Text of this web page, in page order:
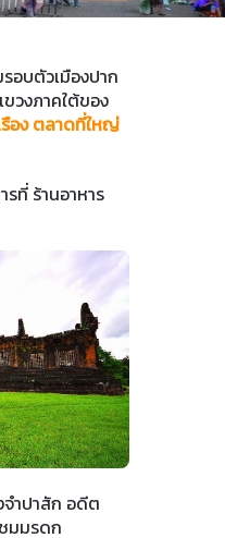
อบตัวเมืองปาก
วงภาคใต้ของ
อง ตลาดที่ใหญ่
ที่ ร้านอาหาร
จำปาสัก อดีต
มมรดก